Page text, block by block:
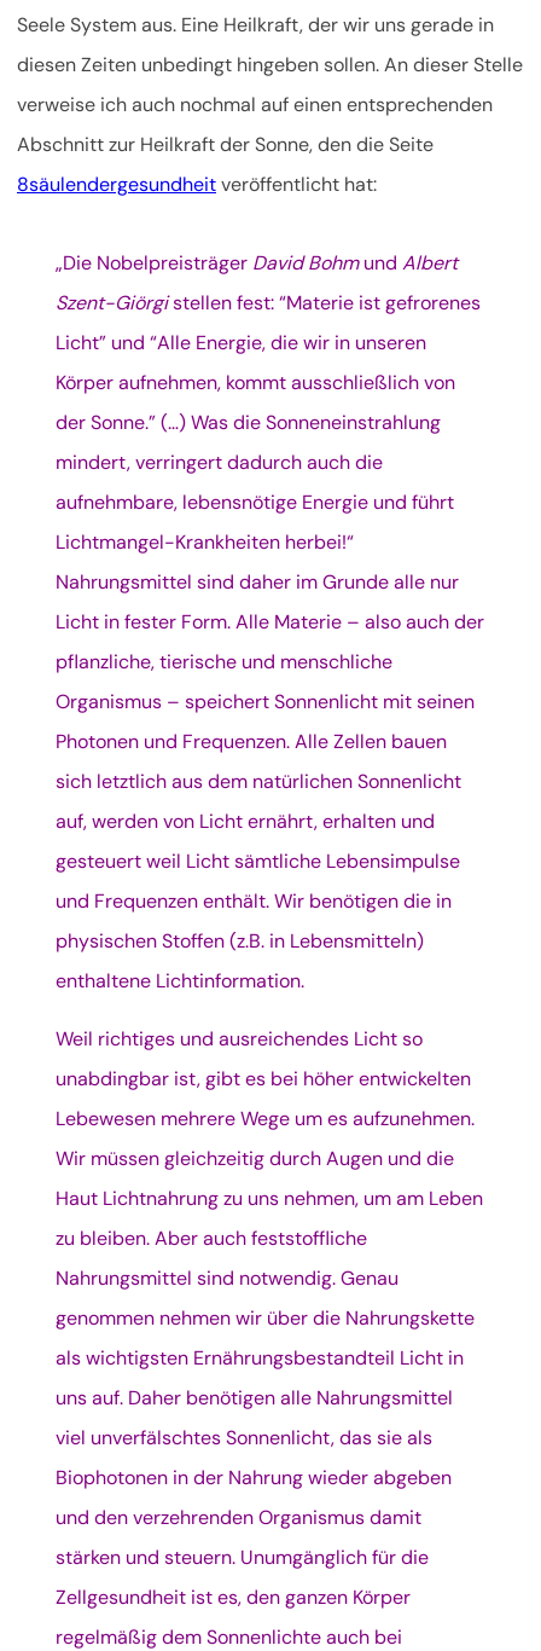
Seele System aus. Eine Heilkraft, der wir uns gerade in
diesen Zeiten unbedingt hingeben sollen. An dieser Stelle
verweise ich auch nochmal auf einen entsprechenden
Abschnitt zur Heilkraft der Sonne, den die Seite
8säulendergesundheitveröffentlicht hat:
„Die Nobelpreisträger David Bohmund Albert
Szent-Giörgistellen fest: “Materie ist gefrorenes
Licht” und “Alle Energie, die wir in unseren
Körper aufnehmen, kommt ausschließlich von
der Sonne.” (…) Was die Sonneneinstrahlung
mindert, verringert dadurch auch die
aufnehmbare, lebensnötige Energie und führt
Lichtmangel-Krankheiten herbei!“
Nahrungsmittel sind daher im Grunde alle nur
Licht in fester Form. Alle Materie – also auch der
pflanzliche, tierische und menschliche
Organismus – speichert Sonnenlicht mit seinen
Photonen und Frequenzen. Alle Zellen bauen
sich letztlich aus dem natürlichen Sonnenlicht
auf, werden von Licht ernährt, erhalten und
gesteuert weil Licht sämtliche Lebensimpulse
und Frequenzen enthält. Wir benötigen die in
physischen Stoffen (z.B. in Lebensmitteln)
enthaltene Lichtinformation.
Weil richtiges und ausreichendes Licht so
unabdingbar ist, gibt es bei höher entwickelten
Lebewesen mehrere Wege um es aufzunehmen.
Wir müssen gleichzeitig durch Augen und die
Haut Lichtnahrung zu uns nehmen, um am Leben
zu bleiben. Aber auch feststoffliche
Nahrungsmittel sind notwendig. Genau
genommen nehmen wir über die Nahrungskette
als wichtigsten Ernährungsbestandteil Licht in
uns auf. Daher benötigen alle Nahrungsmittel
viel unverfälschtes Sonnenlicht, das sie als
Biophotonen in der Nahrung wieder abgeben
und den verzehrenden Organismus damit
stärken und steuern. Unumgänglich für die
Zellgesundheit ist es, den ganzen Körper
regelmäßig dem Sonnenlichte auch bei